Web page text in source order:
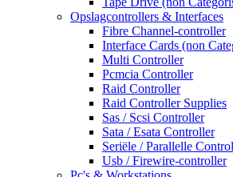
Opslagcontrollers & Interfaces
Fibre Channel-controller
Interface Cards (non
Multi Controller
Pcmcia Controller
Raid Controller
Raid Controller Supplies
Sas / Scsi Controller
Sata / Esata Controller
Seriële / Parallelle
Usb / Firewire-controller